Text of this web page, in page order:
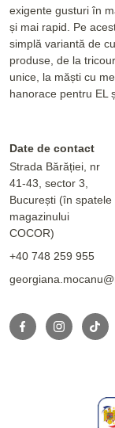
exigente gusturi în
și mai rapid. Pe
simplă variantă de
produse, de la
unice, la măști cu
hanorace pentru EL
Date de contact
Strada Bărăției, nr
41-43, sector 3,
București (în spatele
magazinului
COCOR)
+40 748 259 955